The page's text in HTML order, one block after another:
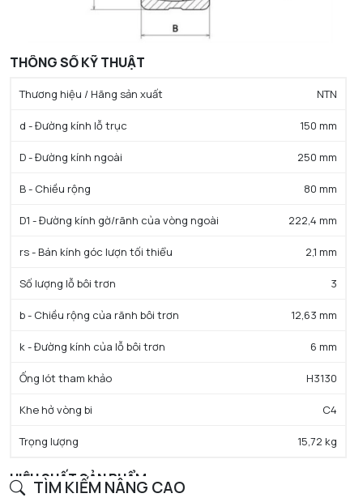
TÌM KIẾM NÂNG CAO
THÔNG SỐ KỸ THUẬT
Thương hiệu / Hãng sản xuất NTN
d - Đường kính lỗ trục 150 mm
D - Đường kính ngoài 250 mm
B - Chiều rộng 80 mm
D1 - Đường kính gờ/rãnh của vòng ngoài 222,4 mm
rs - Bán kính góc lượn tối thiểu 2,1 mm
Số lượng lỗ bôi trơn 3
b - Chiều rộng của rãnh bôi trơn 12,63 mm
k - Đường kính của lỗ bôi trơn 6 mm
Ống lót tham khảo H3130
Khe hở vòng bi C4
Trọng lượng 15,72 kg
HIỆU SUẤT SẢN PHẨM